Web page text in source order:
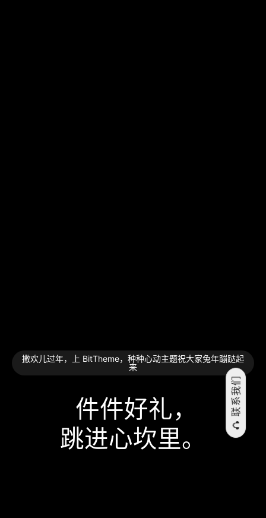
联系我们
撒欢儿过年，上 BitTheme，种种心动主题祝大家兔年蹦跶起
来
件件好礼，
跳⁠进⁠心⁠坎⁠里。